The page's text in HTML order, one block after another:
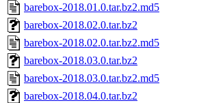
barebox-2018.01.0.tar.bz2.md5
barebox-2018.02.0.tar.bz2
barebox-2018.02.0.tar.bz2.md5
barebox-2018.03.0.tar.bz2
barebox-2018.03.0.tar.bz2.md5
barebox-2018.04.0.tar.bz2